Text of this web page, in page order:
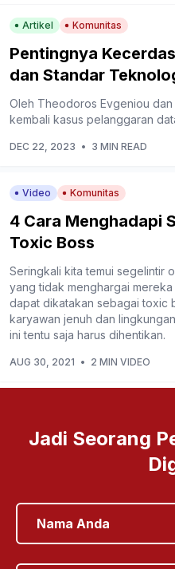
Artikel Komunitas
Pentingnya
dan Standar
Oleh Theodoros Evgeniou
kembali kasus pelanggaran
DEC 22, 2023 • 3 MIN READ
Video Komunitas
4 Cara Menghadapi
Toxic Boss
Seringkali kita temui segelintir
yang tidak menghargai
dapat dikatakan sebagai toxic
karyawan jenuh dan
ini tentu saja harus dihentikan.
AUG 30, 2021 • 2 MIN VIDEO
Jadi Seorang